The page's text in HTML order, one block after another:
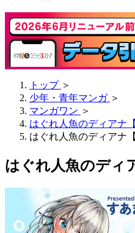
トップ ＞
少年・青年マンガ ＞
マンガワン ＞
はぐれ人魚のディアナ
はぐれ人魚のディアナ
はぐれ人魚のディ